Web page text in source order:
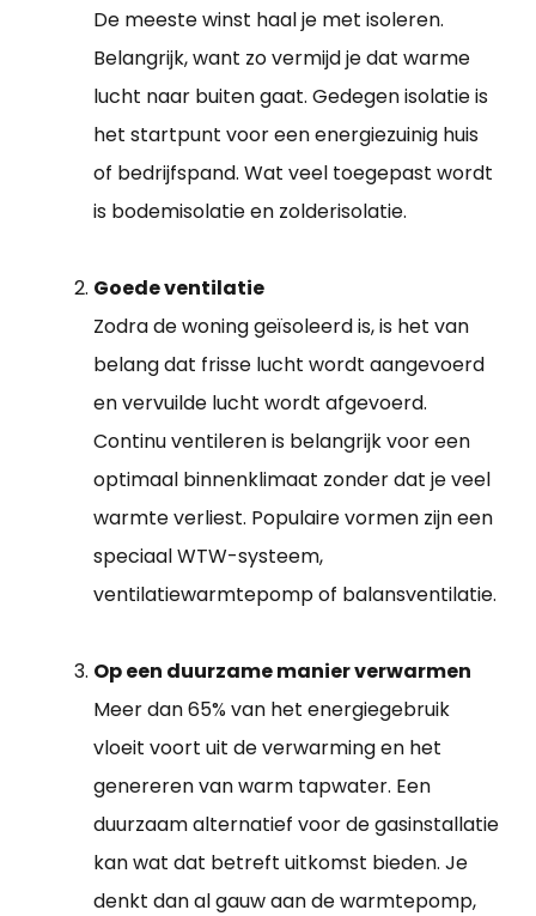
De meeste winst haal je met isoleren.
Belangrijk, want zo vermijd je dat warme
lucht naar buiten gaat. Gedegen isolatie is
het startpunt voor een energiezuinig huis
of bedrijfspand. Wat veel toegepast wordt
is bodemisolatie en zolderisolatie.
Goede ventilatie
Zodra de woning geïsoleerd is, is het van
belang dat frisse lucht wordt aangevoerd
en vervuilde lucht wordt afgevoerd.
Continu ventileren is belangrijk voor een
optimaal binnenklimaat zonder dat je veel
warmte verliest. Populaire vormen zijn een
speciaal WTW-systeem,
ventilatiewarmtepomp of balansventilatie.
Op een duurzame manier verwarmen
Meer dan 65% van het energiegebruik
vloeit voort uit de verwarming en het
genereren van warm tapwater. Een
duurzaam alternatief voor de gasinstallatie
kan wat dat betreft uitkomst bieden. Je
denkt dan al gauw aan de warmtepomp,